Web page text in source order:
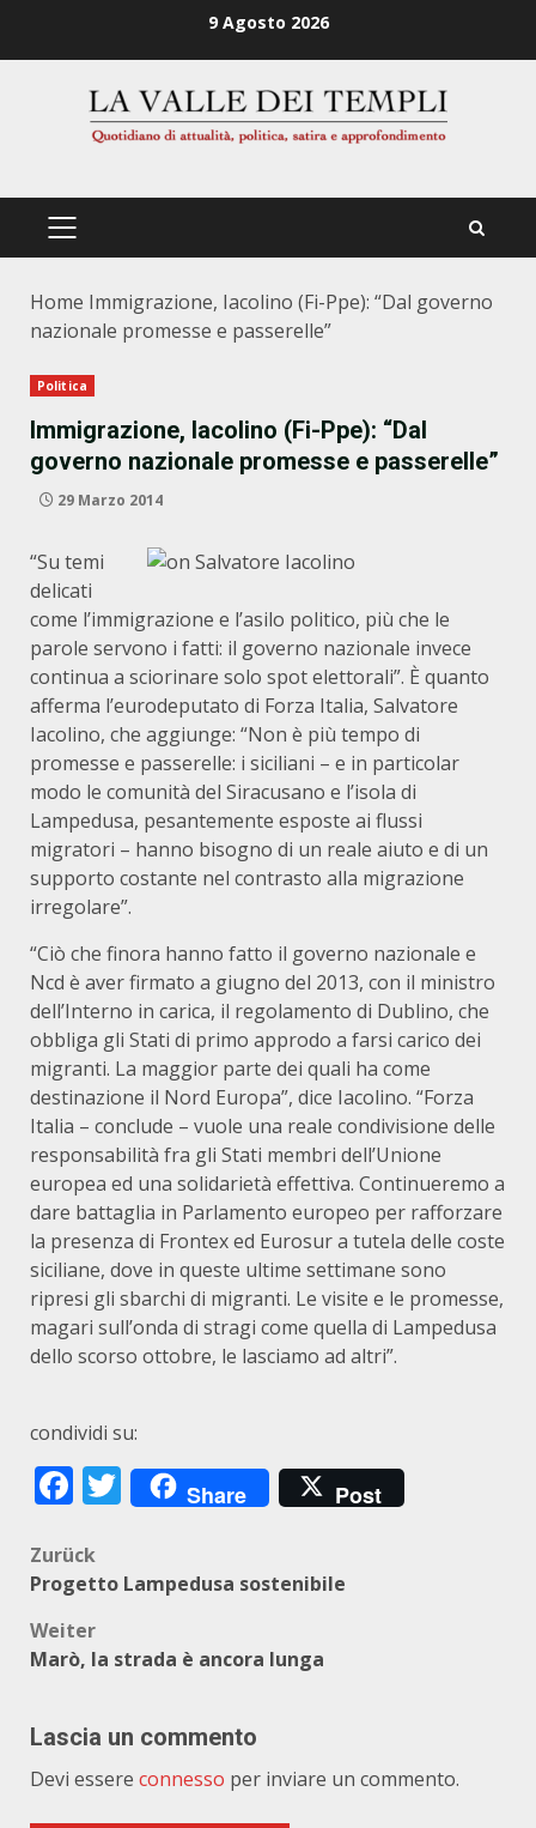
9 Agosto 2026
PRIMÄRES
Home Immigrazione, Iacolino (Fi-Ppe): “Dal governo
nazionale promesse e passerelle”
Politica
Immigrazione, Iacolino (Fi-Ppe): “Dal
governo nazionale promesse e passerelle”
29 Marzo 2014
“Su temi
delicati
come l’immigrazione e l’asilo politico, più che le
parole servono i fatti: il governo nazionale invece
continua a sciorinare solo spot elettorali”. È quanto
afferma l’eurodeputato di Forza Italia, Salvatore
Iacolino, che aggiunge: “Non è più tempo di
promesse e passerelle: i siciliani – e in particolar
modo le comunità del Siracusano e l’isola di
Lampedusa, pesantemente esposte ai flussi
migratori – hanno bisogno di un reale aiuto e di un
supporto costante nel contrasto alla migrazione
irregolare”.
“Ciò che finora hanno fatto il governo nazionale e
Ncd è aver firmato a giugno del 2013, con il ministro
dell’Interno in carica, il regolamento di Dublino, che
obbliga gli Stati di primo approdo a farsi carico dei
migranti. La maggior parte dei quali ha come
destinazione il Nord Europa”, dice Iacolino. “Forza
Italia – conclude – vuole una reale condivisione delle
responsabilità fra gli Stati membri dell’Unione
europea ed una solidarietà effettiva. Continueremo a
dare battaglia in Parlamento europeo per rafforzare
la presenza di Frontex ed Eurosur a tutela delle coste
siciliane, dove in queste ultime settimane sono
ripresi gli sbarchi di migranti. Le visite e le promesse,
magari sull’onda di stragi come quella di Lampedusa
dello scorso ottobre, le lasciamo ad altri”.
condividi su:
Facebook
Twitter
Share Post
Beitragsnavigation
Zurück
Progetto Lampedusa sostenibile
Weiter
Marò, la strada è ancora lunga
Lascia un commento
Devi essere connesso per inviare un commento.